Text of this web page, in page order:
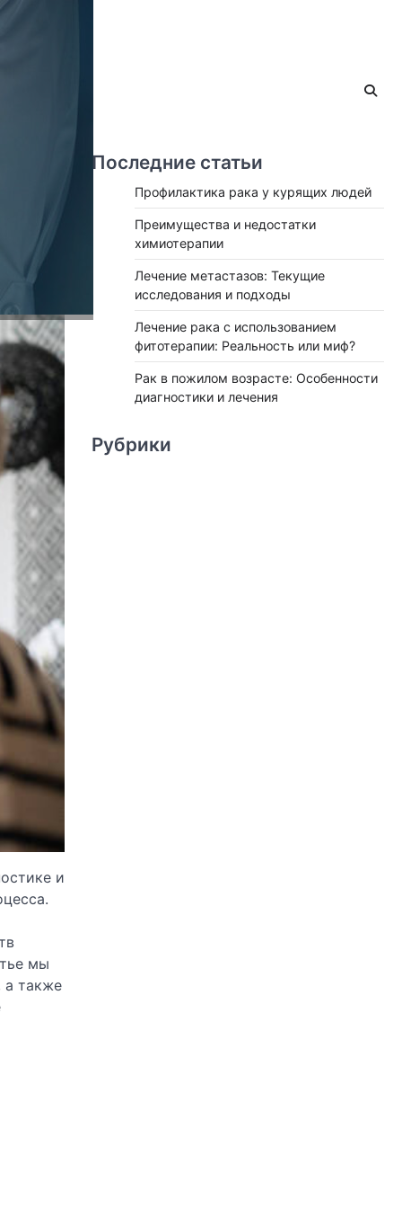
и
мы
а также
Последние статьи
Профилактика рака у курящих людей
Преимущества и недостатки
химиотерапии
Лечение метастазов: Текущие
исследования и подходы
Лечение рака с использованием
фитотерапии: Реальность или миф?
Рак в пожилом возрасте: Особенности
диагностики и лечения
Рубрики